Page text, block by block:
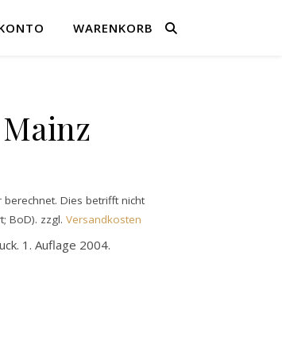
WARENKORB
Dies betrifft nicht
BoD). zzgl. Versandkosten
1. Auflage 2004.